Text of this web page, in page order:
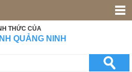
THỨC CỦA
QUẢNG NINH